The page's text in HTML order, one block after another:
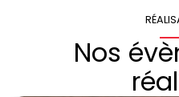
Nos